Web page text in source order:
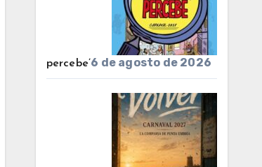
percebe’6 de agosto de 2026